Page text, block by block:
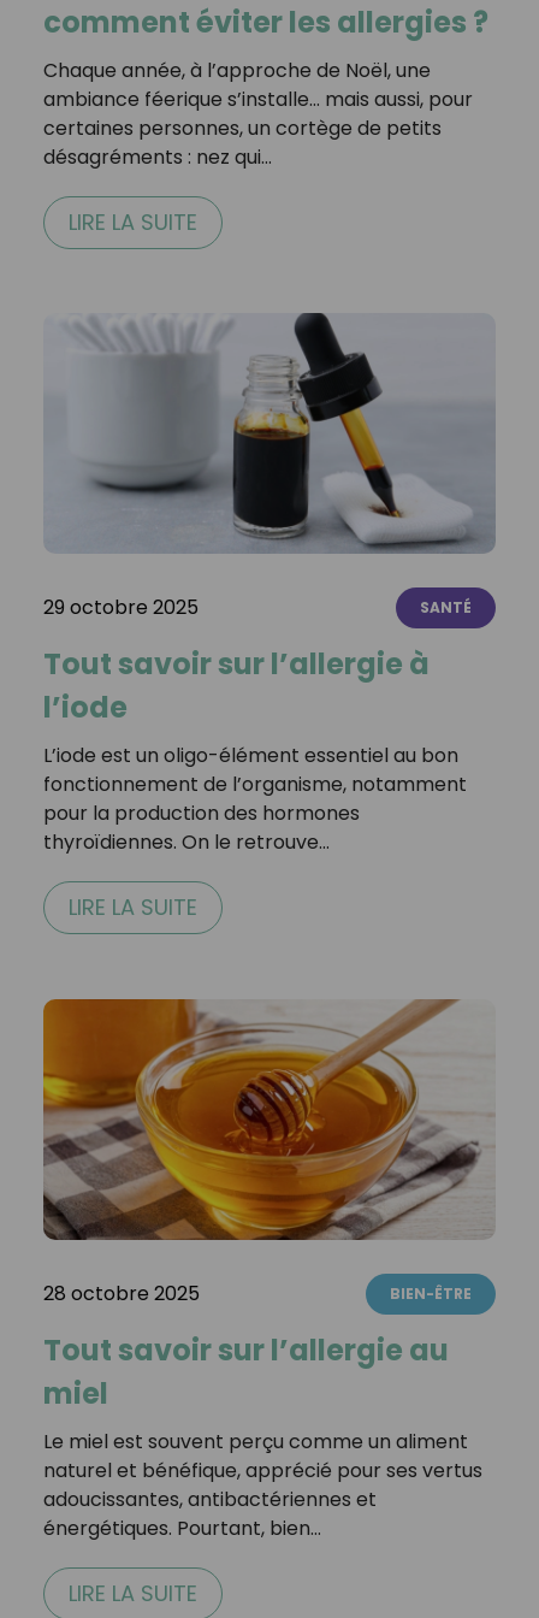
comment éviter les allergies ?
Chaque année, à l’approche de Noël, une
ambiance féerique s’installe… mais aussi, pour
certaines personnes, un cortège de petits
désagréments : nez qui…
LIRE LA SUITE
29 octobre 2025 SANTÉ
Tout savoir sur l’allergie à
l’iode
L’iode est un oligo-élément essentiel au bon
fonctionnement de l’organisme, notamment
pour la production des hormones
thyroïdiennes. On le retrouve…
LIRE LA SUITE
28 octobre 2025 BIEN-ÊTRE
Tout savoir sur l’allergie au
miel
Le miel est souvent perçu comme un aliment
naturel et bénéfique, apprécié pour ses vertus
adoucissantes, antibactériennes et
énergétiques. Pourtant, bien…
LIRE LA SUITE